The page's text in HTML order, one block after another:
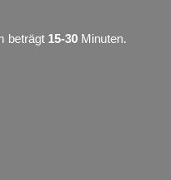
beträgt 15-30 Minuten.